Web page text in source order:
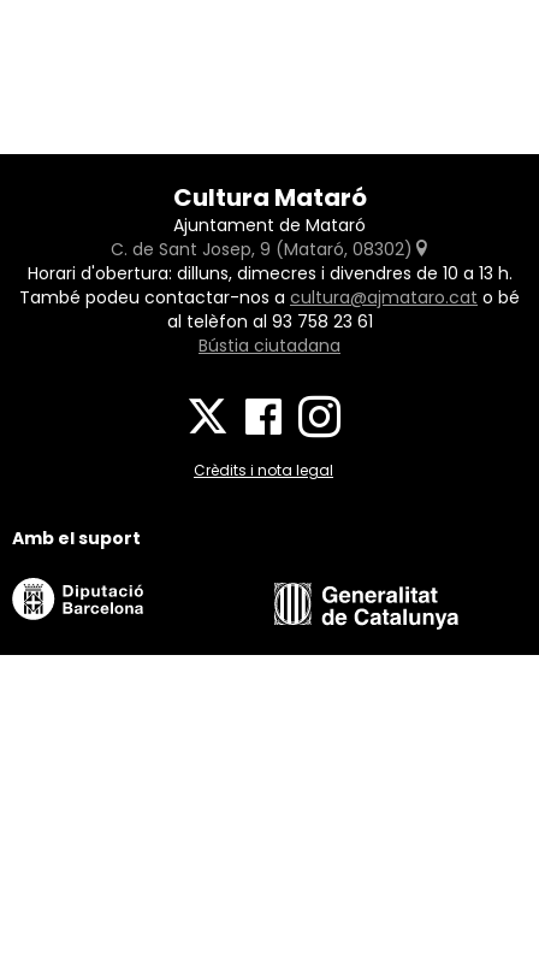
Cultura Mataró
Ajuntament de Mataró
C. de Sant Josep, 9 (Mataró, 08302)
Horari d'obertura: dilluns, dimecres i divendres de 10 a 13 h.
També podeu contactar-nos a cultura@ajmataro.cat o bé
al telèfon al 93 758 23 61
Bústia ciutadana
Crèdits i nota legal
Amb el suport